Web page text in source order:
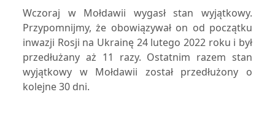
Wczoraj w Mołdawii wygasł stan wyjątkowy.
Przypomnijmy, że obowiązywał on od początku
inwazji Rosji na Ukrainę 24 lutego 2022 roku i był
przedłużany aż 11 razy. Ostatnim razem stan
wyjątkowy w Mołdawii został przedłużony o
kolejne 30 dni.